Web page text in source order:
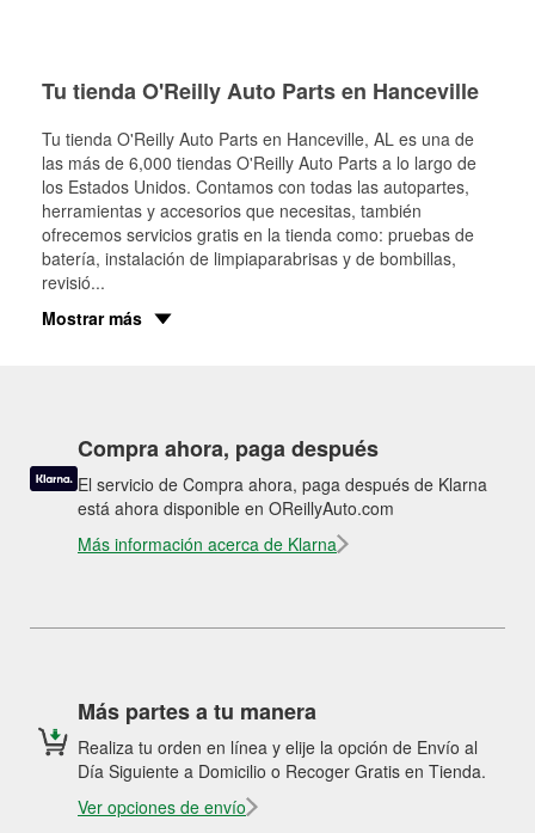
Tu tienda O'Reilly Auto Parts en Hanceville
Tu tienda O'Reilly Auto Parts en Hanceville, AL es una de
las más de 6,000 tiendas O'Reilly Auto Parts a lo largo de
los Estados Unidos. Contamos con todas las autopartes,
herramientas y accesorios que necesitas, también
ofrecemos servicios gratis en la tienda como: pruebas de
batería, instalación de limpiaparabrisas y de bombillas,
revisió...
Mostrar más
Compra ahora, paga después
El servicio de Compra ahora, paga después de Klarna
está ahora disponible en OReillyAuto.com
Más información acerca de Klarna
Más partes a tu manera
Realiza tu orden en línea y elije la opción de Envío al
Día Siguiente a Domicilio o Recoger Gratis en Tienda.
Ver opciones de envío